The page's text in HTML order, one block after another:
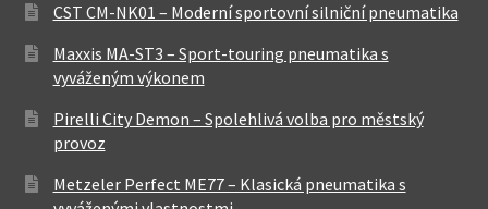
CST CM-NK01 – Moderní sportovní silniční pneumatika
Maxxis MA-ST3 – Sport-touring pneumatika s
vyváženým výkonem
Pirelli City Demon – Spolehlivá volba pro městský
provoz
Metzeler Perfect ME77 – Klasická pneumatika s